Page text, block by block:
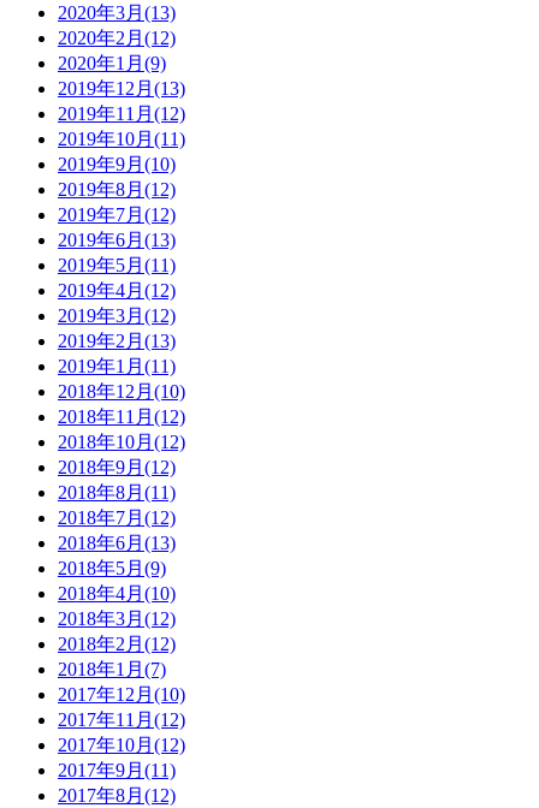
2020年3月(13)
2020年2月(12)
2020年1月(9)
2019年12月(13)
2019年11月(12)
2019年10月(11)
2019年9月(10)
2019年8月(12)
2019年7月(12)
2019年6月(13)
2019年5月(11)
2019年4月(12)
2019年3月(12)
2019年2月(13)
2019年1月(11)
2018年12月(10)
2018年11月(12)
2018年10月(12)
2018年9月(12)
2018年8月(11)
2018年7月(12)
2018年6月(13)
2018年5月(9)
2018年4月(10)
2018年3月(12)
2018年2月(12)
2018年1月(7)
2017年12月(10)
2017年11月(12)
2017年10月(12)
2017年9月(11)
2017年8月(12)